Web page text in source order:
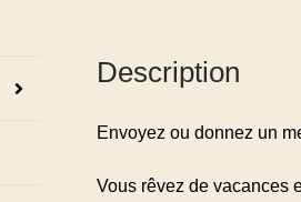
Description
Envoyez ou donnez un
Vous rêvez de vacances